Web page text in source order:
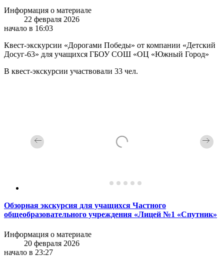
Информация о материале
22 февраля 2026
начало в 16:03
Квест-экскурсии «Дорогами Победы» от компании «Детский
Досуг-63» для учащихся ГБОУ СОШ «ОЦ «Южный Город»
В квест-экскурсии участвовали 33 чел.
Обзорная экскурсия для учащихся Частного
общеобразовательного учреждения «Лицей №1 «Спутник»
Информация о материале
20 февраля 2026
начало в 23:27